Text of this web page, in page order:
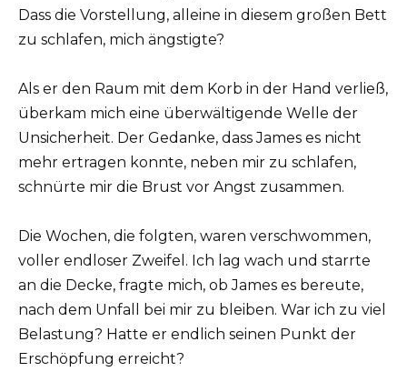
Dass die Vorstellung, alleine in diesem großen Bett
zu schlafen, mich ängstigte?
Als er den Raum mit dem Korb in der Hand verließ,
überkam mich eine überwältigende Welle der
Unsicherheit. Der Gedanke, dass James es nicht
mehr ertragen konnte, neben mir zu schlafen,
schnürte mir die Brust vor Angst zusammen.
Die Wochen, die folgten, waren verschwommen,
voller endloser Zweifel. Ich lag wach und starrte
an die Decke, fragte mich, ob James es bereute,
nach dem Unfall bei mir zu bleiben. War ich zu viel
Belastung? Hatte er endlich seinen Punkt der
Erschöpfung erreicht?